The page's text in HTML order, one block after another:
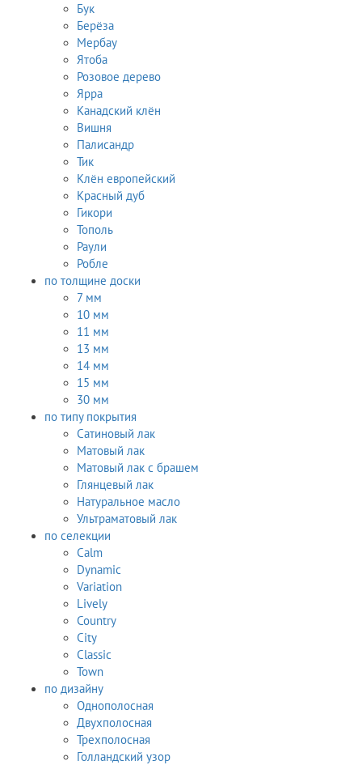
Бук
Берёза
Мербау
Ятоба
Розовое дерево
Ярра
Канадский клён
Вишня
Палисандр
Тик
Клён европейский
Красный дуб
Гикори
Тополь
Раули
Робле
по толщине доски
7 мм
10 мм
11 мм
13 мм
14 мм
15 мм
30 мм
по типу покрытия
Сатиновый лак
Матовый лак
Матовый лак с брашем
Глянцевый лак
Натуральное масло
Ультраматовый лак
по селекции
Calm
Dynamic
Variation
Lively
Country
City
Classic
Town
по дизайну
Однополосная
Двухполосная
Трехполосная
Голландский узор